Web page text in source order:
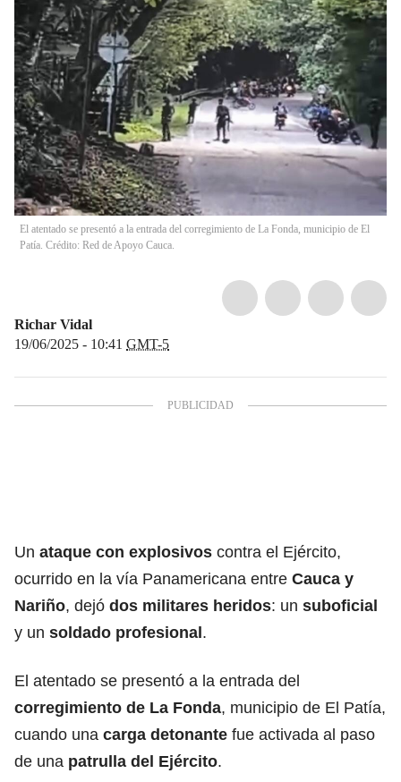
El atentado se presentó a la entrada del corregimiento de La Fonda, municipio de El
Patía. Crédito: Red de Apoyo Cauca.
Richar Vidal
19/06/2025 - 10:41 GMT-5
Un ataque con explosivos contra el Ejército,
ocurrido en la vía Panamericana entre Cauca y
Nariño, dejó dos militares heridos: un suboficial
y un soldado profesional.
El atentado se presentó a la entrada del
corregimiento de La Fonda, municipio de El Patía,
cuando una carga detonante fue activada al paso
de una patrulla del Ejército.